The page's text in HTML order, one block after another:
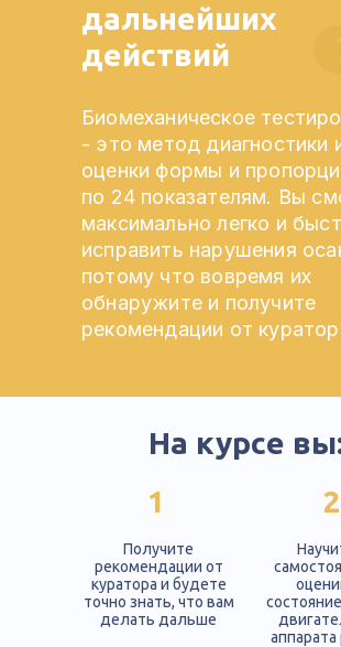
дальнейших
действий
Биомеханическое
- это метод диагностики
оценки формы и
по 24 показателям. Вы
максимально легко и
исправить нарушения
потому что вовремя их
обнаружите и получите
рекомендации от
На курсе
Получите
рекомендации от
куратора и будете
точно знать, что вам
делать дальше
аппарата
1 2